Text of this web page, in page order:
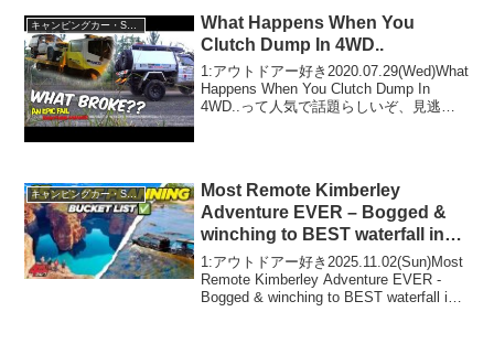
で！！2:アウトドアー好き2024.06.28...
キャンピングカー・SUV人気車種
What Happens When You
Clutch Dump In 4WD..
1:アウトドアー好き2020.07.29(Wed)What
Happens When You Clutch Dump In
4WD..って人気で話題らしいぞ、見逃さ
キャンピングカー・SUV人気車種
Most Remote Kimberley
Adventure EVER – Bogged &
winching to BEST waterfall in
Aus
1:アウトドアー好き2025.11.02(Sun)Most
Remote Kimberley Adventure EVER -
Bogged & winching to BEST waterfall in